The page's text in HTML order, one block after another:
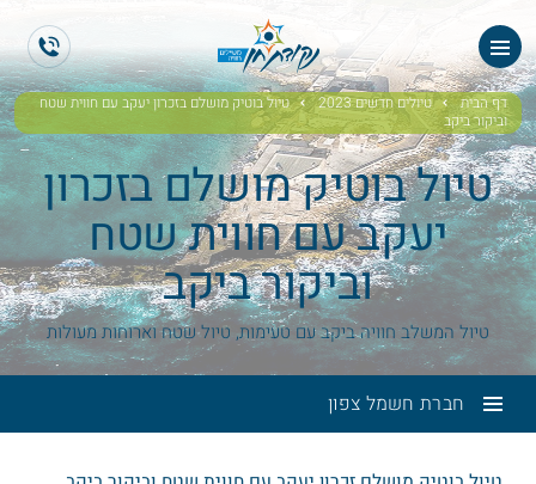
דף הבית טיולים חדשים 2023
טיול בוטיק מושלם בזכרון יעקב עם חווית שטח
וביקור ביקב
טיול בוטיק מושלם בזכרון
יעקב עם חווית שטח
וביקור ביקב
טיול המשלב חוויה ביקב עם טעימות, טיול שטח וארוחות מעולות
חברת חשמל צפון
EN
ES